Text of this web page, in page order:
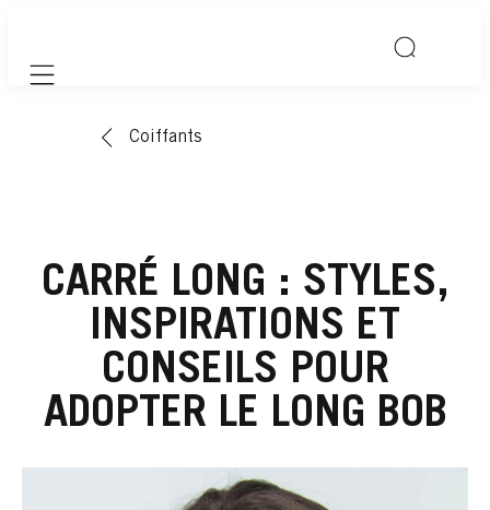
Mobile navigation
Coiffants
CARRÉ LONG : STYLES,
INSPIRATIONS ET
CONSEILS POUR
ADOPTER LE LONG BOB